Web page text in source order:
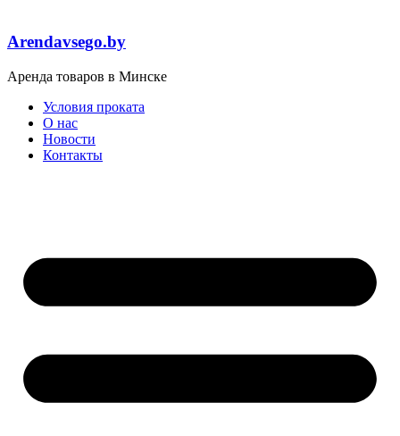
Arendavsego.by
Аренда товаров в Минске
Условия проката
О нас
Новости
Контакты